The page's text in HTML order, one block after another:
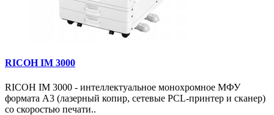
RICOH IM 3000
RICOH IM 3000 - интеллектуальное монохромное МФУ
формата А3 (лазерный копир, сетевые PCL-принтер и сканер)
со скоростью печати..